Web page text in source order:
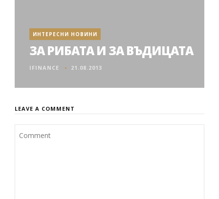
ИНТЕРЕСНИ НОВИНИ
ЗА РИБАТА И ЗА ВЪДИЦАТА
IFINANCE 21.08.2013
LEAVE A COMMENT